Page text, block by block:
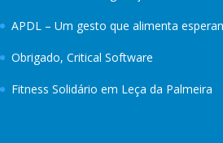
APDL – Um gesto que alimenta
Obrigado, Critical Software
Fitness Solidário em Leça da Palmeira